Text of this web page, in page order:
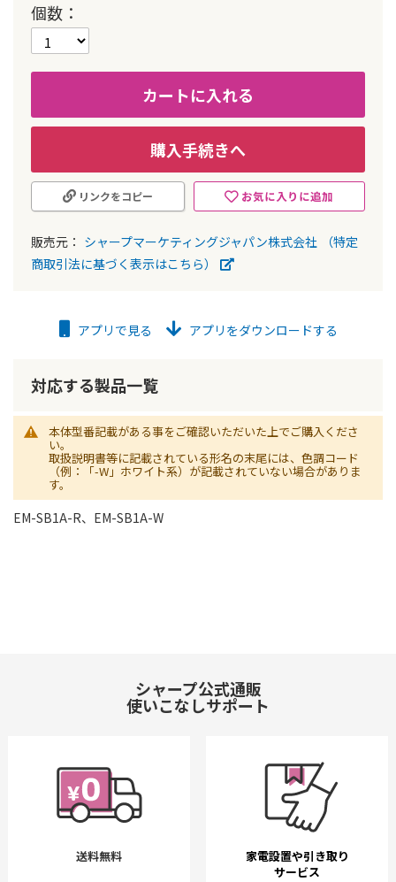
個数
カートに入れる
購入手続きへ
お気に入りに追加
リンクをコピー
販売元： シャープマーケティングジャパン株式会社
（特定
商取引法に基づく表示はこちら）
る
アプリで見る アプリをダウンロードする
対応する製品一覧
本体型番記載がある事をご確認いただいた上でご購入くださ
い。
取扱説明書等に記載されている形名の末尾には、色調コード
（例：「-W」ホワイト系）が記載されていない場合がありま
す。
EM-SB1A-R、EM-SB1A-W
シャープ公式通販
使いこなしサポート
送料無料
家電設置や引き取り
サービス